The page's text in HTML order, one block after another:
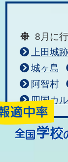
8月に
上田城跡
城ヶ島
阿智村
四国カ